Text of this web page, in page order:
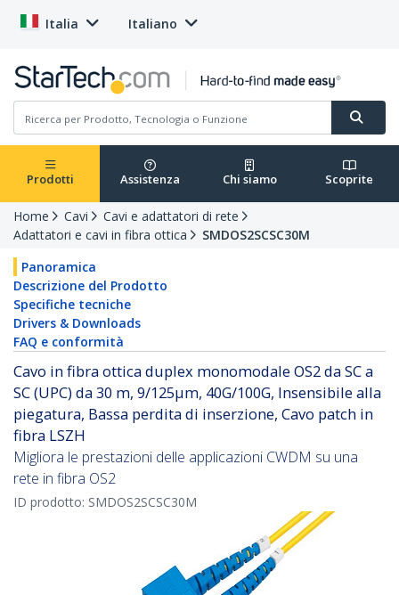
Italia Italiano
Prodotti Assistenza Chi siamo Scoprite
Home Cavi
Cavi e adattatori di rete
Adattatori e cavi in fibra ottica
SMDOS2SCSC30M
Panoramica
Descrizione del Prodotto
Specifiche tecniche
Drivers & Downloads
FAQ e conformità
Cavo in fibra ottica duplex monomodale OS2 da SC a
SC (UPC) da 30 m, 9/125µm, 40G/100G, Insensibile alla
piegatura, Bassa perdita di inserzione, Cavo patch in
fibra LSZH
Migliora le prestazioni delle applicazioni CWDM su una
rete in fibra OS2
ID prodotto: SMDOS2SCSC30M